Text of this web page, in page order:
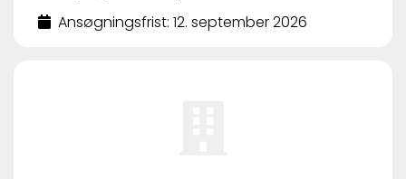
Ansøgningsfrist: 12. september 2026